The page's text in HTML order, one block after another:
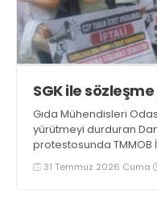
SGK ile
Gıda Mühendisleri
yürütmeyi durduran
protestosunda TMMOB
Adanır Usta, SGK’nın
protokolünün yeniden
31 Temmuz 2026 Cuma